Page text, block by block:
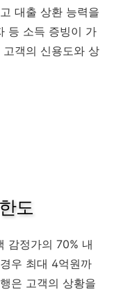
대출 상환 능력을
등 소득 증빙이 가
객의 신용도와 상
도
감정가의 70% 내
우 최대 4억원까
은 고객의 상황을